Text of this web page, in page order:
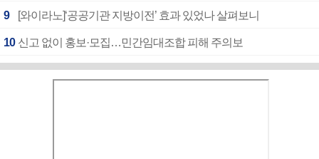
9 [와이라노]‘공공기관 지방이전’ 효과 있었나 살펴보니
10 신고 없이 홍보·모집…민간임대조합 피해 주의보